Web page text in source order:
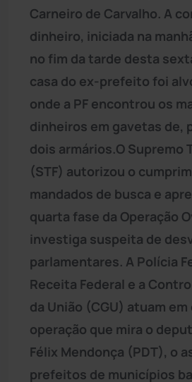
Carneiro de Carvalho. A
dinheiro, iniciada na
no fim da tarde desta
casa do ex-prefeito foi
onde a PF encontrou os
dinheiros em gavetas de,
dois armários.O Supremo
(STF) autorizou o
mandados de busca e
quarta fase da Operação
investiga suspeita de
parlamentares. A Polícia
Receita Federal e a
da União (CGU) atuam
operação que mira o
Félix Mendonça (PDT), o
prefeitos de municípios